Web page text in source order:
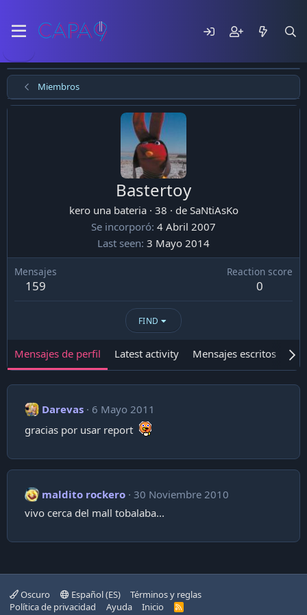
Miembros
Bastertoy
kero una bateria · 38 · de SaNtiAsKo
Se incorporó 4 Abril 2007
Last seen 3 Mayo 2014
Mensajes
159
Reaction score
0
FIND
Mensajes de perfil Latest activity Mensajes escritos
Darevas
6 Mayo 2011
gracias por usar report
maldito rockero 30 Noviembre 2010
vivo cerca del mall tobalaba...
Oscuro Español (ES)
Términos y reglas
Política de privacidad
Ayuda Inicio
R